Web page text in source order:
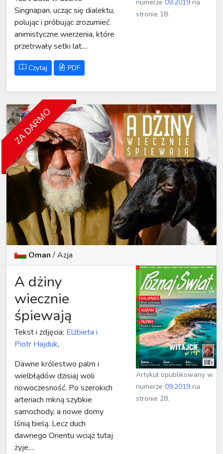
Singnapan, ucząc się dialektu,
polując i próbując zrozumieć
animistyczne wierzenia, które
przetrwały setki lat....
Czytaj PDF
numerze09.2019 na
stronie 18.
ZA DARMO
Oman/Azja
A dżiny
wiecznie
śpiewają
Tekst i zdjęcia: Elżbieta i
Piotr Hajduk,
Dawne królestwo palm i
wielbłądów dzisiaj woli
nowoczesność. Po szerokich
arteriach mkną szybkie
samochody, a nowe domy
lśnią bielą. Lecz duch
dawnego Orientu wciąż tutaj
żyje....
Artykuł opublikowany w
numerze09.2019 na
stronie 28.